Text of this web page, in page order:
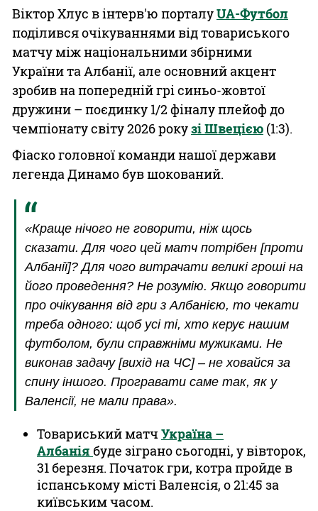
Віктор Хлус в інтерв'ю порталуUA-Футбол
поділився очікуваннями від товариського
матчу між національними збірними
України та Албанії, але основний акцент
зробив на попередній грі синьо-жовтої
дружини – поєдинку 1/2 фіналу плейоф до
чемпіонату світу 2026 рокузі Швецією (1:3).
Фіаско головної команди нашої держави
легенда Динамо був шокований.
«Краще нічого не говорити, ніж щось
сказати. Для чого цей матч потрібен [проти
Албанії]? Для чого витрачати великі гроші на
його проведення? Не розумію. Якщо говорити
про очікування від гри з Албанією, то чекати
треба одного: щоб усі ті, хто керує нашим
футболом, були справжніми мужиками. Не
виконав задачу [вихід на ЧС] – не ховайся за
спину іншого. Програвати саме так, як у
Валенсії, не мали права».
Товариський матч Україна –
Албанія буде зіграно сьогодні, у вівторок,
31 березня. Початок гри, котра пройде в
іспанському місті Валенсія, о 21:45 за
київським часом.